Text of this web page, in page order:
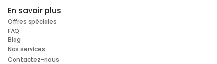
En savoir plus
Offres spéciales
FAQ
Blog
Nos services
Contactez-nous